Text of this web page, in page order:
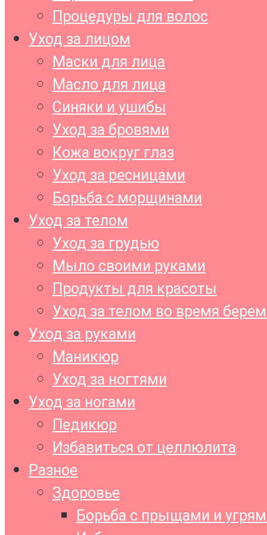
Процедуры для волос
Уход за лицом
Маски для лица
Масло для лица
Синяки и ушибы
Уход за бровями
Кожа вокруг глаз
Уход за ресницами
Борьба с морщинами
Уход за телом
Уход за грудью
Мыло своими руками
Продукты для красоты
Уход за телом во время
Уход за руками
Маникюр
Уход за ногтями
Уход за ногами
Педикюр
Избавиться от целлюлита
Разное
Здоровье
Борьба с прыщами и